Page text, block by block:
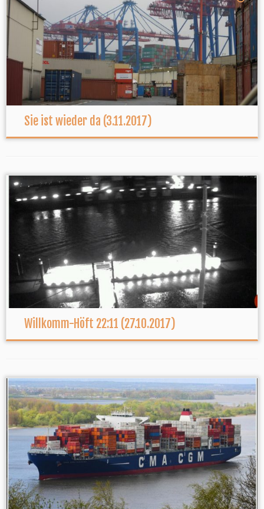
Sie ist wieder da (3.11.2017)
Willkomm-Höft 22:11 (27.10.2017)